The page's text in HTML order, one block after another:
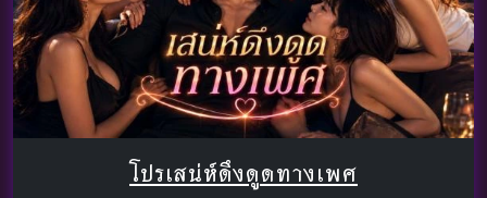
โปรเสน่ห์ดึงดูดทางเพศ